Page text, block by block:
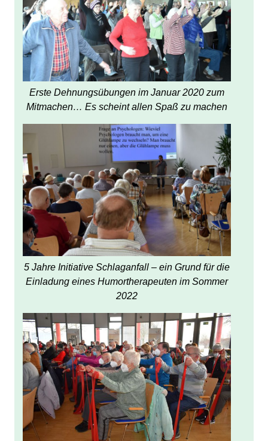
Erste Dehnungsübungen im Januar 2020 zum
Mitmachen… Es scheint allen Spaß zu machen
5 Jahre Initiative Schlaganfall – ein Grund für die
Einladung eines Humortherapeuten im Sommer
2022